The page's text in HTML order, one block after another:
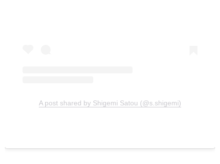
A post shared by Shigemi Satou (@s.shigemi)